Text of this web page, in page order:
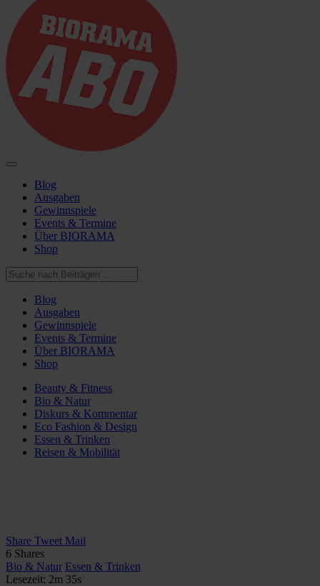
Blog
Ausgaben
Gewinnspiele
Events & Termine
Über BIORAMA
Shop
Blog
Ausgaben
Gewinnspiele
Events & Termine
Über BIORAMA
Shop
Beauty & Fitness
Bio & Natur
Diskurs & Kommentar
Eco Fashion & Design
Essen & Trinken
Reisen & Mobilität
Share Tweet Mail
6 Shares
Bio & Natur Essen & Trinken
Lesezeit: 2m 35s